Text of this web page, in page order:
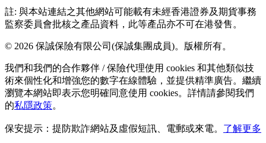
註: 與本站連結之其他網站可能載有未經香港證券及期貨事務
監察委員會批核之產品資料，此等產品亦不可在港發售。
© 2026 保誠保險有限公司(保誠集團成員)。版權所有。
我們和我們的合作夥伴 / 保險代理使用 cookies 和其他類似技
術來個性化和增強您的數字在線體驗，並提供精準廣告。繼續
瀏覽本網站即表示您明確同意使用 cookies。詳情請參閱我們
的私隱政策。
保安提示：提防欺詐網站及虛假短訊、電郵或來電。 了解更多